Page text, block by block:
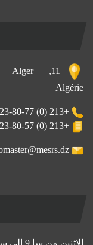
– Alger –
Algérie
+213 (0) 23-23-80-77
+213 (0) 23-23-80-57
webmaster@mesrs.dz
الاثنين من سا 9 إلى سا 15 و 30 د